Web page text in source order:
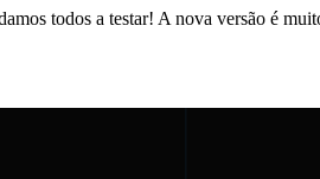
todos a testar! A nova versão é